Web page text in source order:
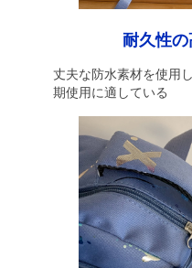
耐久性
丈夫な防水素材を使用
期使用に適している